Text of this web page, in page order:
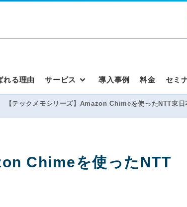
れる理由 サービス 導入事例 料金 セミ
【テックメモシリーズ】Amazon Chimeを使ったNTT東
Chimeを使ったNTT